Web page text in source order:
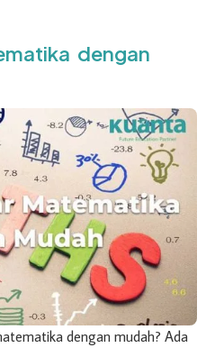
dengan
dengan mudah? Ada